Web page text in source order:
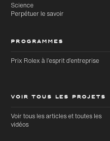
Science
Perpétuer le savoir
PROGRAMMES
Prix Rolex à l’esprit d’entreprise
VOIR TOUS LES PROJETS
Voir tous les articles et toutes les
vidéos